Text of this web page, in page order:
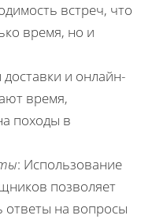
встреч, что
время, но и
и онлайн-
время,
походы в
: Использование
позволяет
ответы на вопросы